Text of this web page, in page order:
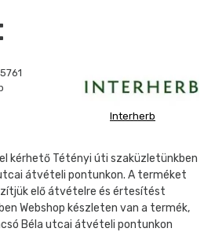
Interherb
kérhető Tétényi úti szaküzletünkben
átvételi pontunkon. A terméket
elő átvételre és értesítést
Webshop készleten van a termék,
Béla utcai átvételi pontunkon